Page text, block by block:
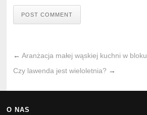
POST COMMENT
←Aranżacja małej wąskiej kuchni w bloku
Czy lawenda jest wieloletnia? →
O NAS